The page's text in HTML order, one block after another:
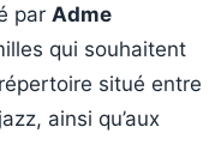
par Adme
qui souhaitent
situé entre
ainsi qu’aux